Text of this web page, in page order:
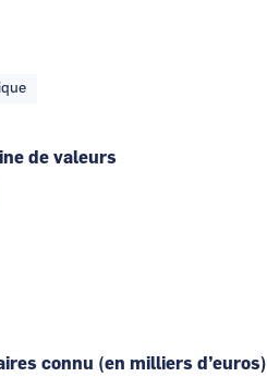
de valeurs
connu (en milliers d’euros)